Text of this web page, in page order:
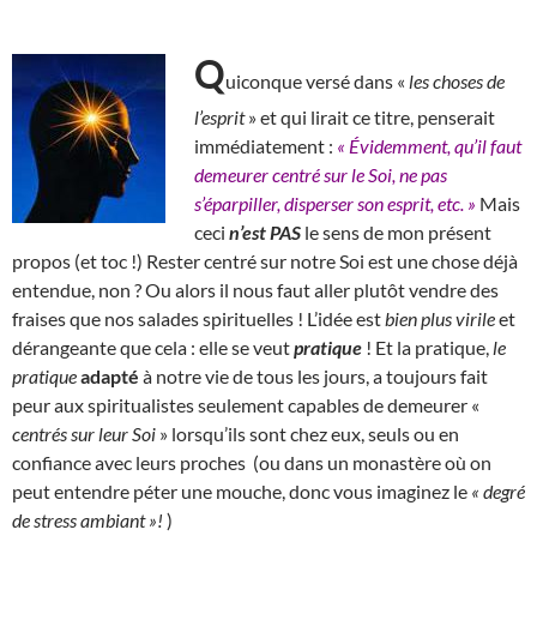
Quiconque versé dans « les choses de
l’esprit» et qui lirait ce titre, penserait
immédiatement : « Évidemment, qu’il faut
demeurer centré sur le Soi, ne pas
s’éparpiller, disperser son esprit, etc. » Mais
ceci n’est PAS le sens de mon présent
propos (et toc !) Rester centré sur notre Soi est une chose déjà
entendue, non ? Ou alors il nous faut aller plutôt vendre des
fraises que nos salades spirituelles ! L’idée est bien plus virileet
dérangeante que cela : elle se veutpratique ! Et la pratique, le
pratiqueadapté à notre vie de tous les jours, a toujours fait
peur aux spiritualistes seulement capables de demeurer «
centrés sur leur Soi » lorsqu’ils sont chez eux, seuls ou en
confiance avec leurs proches (ou dans un monastère où on
peut entendre péter une mouche, donc vous imaginez le « degré
de stress ambiant »! )